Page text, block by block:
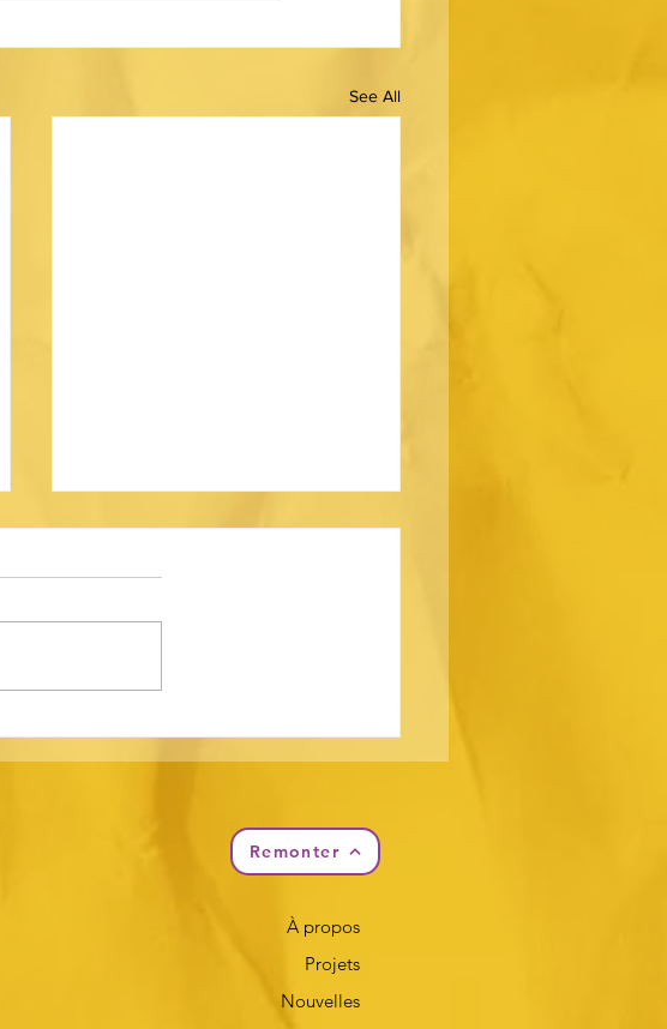
See All
durable des régions rurales de
l’Acadie du Nouveau-Remonter
À propos
Projets
Nouvelles